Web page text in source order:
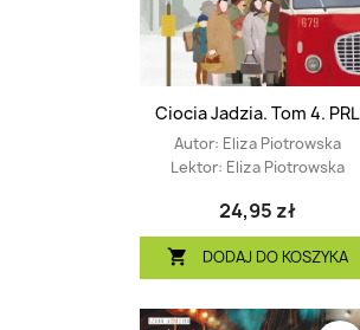
Ciocia Jadzia. Tom 4. PRL
Autor: Eliza Piotrowska
Lektor: Eliza Piotrowska
24,95 zł
 DODAJ DO KOSZYKA